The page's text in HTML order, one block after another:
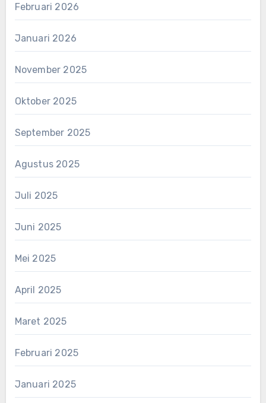
Februari 2026
Januari 2026
November 2025
Oktober 2025
September 2025
Agustus 2025
Juli 2025
Juni 2025
Mei 2025
April 2025
Maret 2025
Februari 2025
Januari 2025